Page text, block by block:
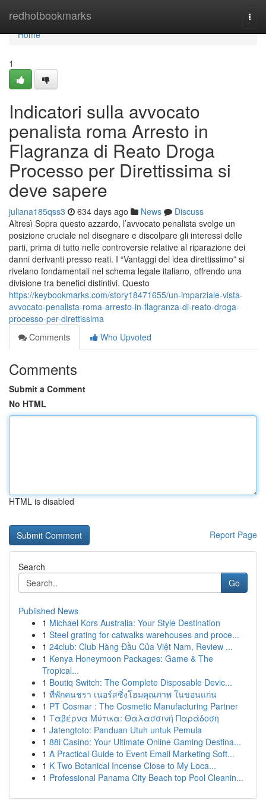
redhotbookmarks
Home
Home
1
Indicatori sulla avvocato
penalista roma Arresto in
Flagranza di Reato Droga
Processo per Direttissima si
deve sapere
juliana185qss3 634 days ago News
Discuss
Altresì Sopra questo azzardo, l’avvocato penalista svolge un
posizione cruciale nel disegnare e discolpare gli interessi delle
parti, prima di tutto nelle controversie relative al riparazione dei
danni derivanti presso reati. I “Vantaggi del idea direttissimo” si
rivelano fondamentali nel schema legale italiano, offrendo una
divisione tra benefici distintivi. Questo
https://keybookmarks.com/story18471655/un-imparziale-vista-
avvocato-penalista-roma-arresto-in-flagranza-di-reato-droga-
processo-per-direttissima
Comments
Who Upvoted
Comments
Submit a Comment
No HTML
HTML is disabled
Report Page
Search
Go
Published News
1 Michael Kors Australia: Your Style Destination
1 Steel grating for catwalks warehouses and proce...
1 24club: Club Hàng Đầu Của Việt Nam, Review ...
1 Kenya Honeymoon Packages: Game & The
Tropical...
1 Boutiq Switch: The Complete Disposable Devic...
1 ที่พักคนชรา เนอร์สซิ่งโฮมคุณภาพ ในขอนแก่น
1 PT Cosmar : The Cosmetic Manufacturing Partner
1 Ταβέρνα Μύτικα: Θαλασσινή Παράδοση
1 Jatengtoto: Panduan Utuh untuk Pemula
1 88i Casino: Your Ultimate Online Gaming Destina...
1 A Practical Guide to Event Email Marketing Soft...
1 K Two Botanical Incense Close to My Loca...
1 Professional Panama City Beach top Pool Cleanin...